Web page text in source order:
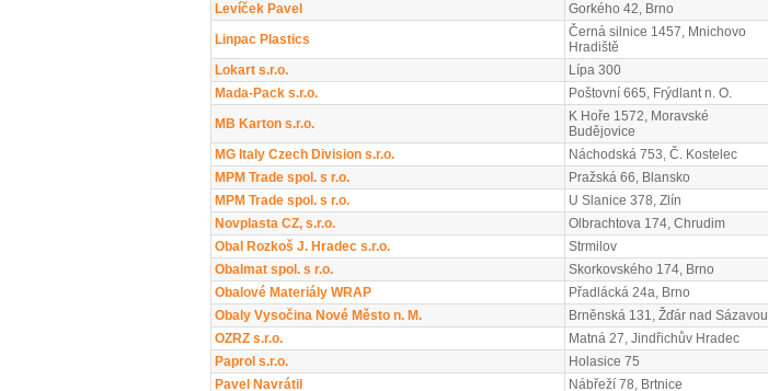
Levíček Pavel
Gorkého 42, Brno
Linpac Plastics
Černá silnice 1457, Mnichovo
Hradiště
Lokart s.r.o.
Lípa 300
Mada-Pack s.r.o.
Poštovní 665, Frýdlant n. O.
MB Karton s.r.o.
K Hoře 1572, Moravské
Budějovice
MG Italy Czech Division s.r.o.
Náchodská 753, Č. Kostelec
MPM Trade spol. s r.o.
Pražská 66, Blansko
MPM Trade spol. s r.o.
U Slanice 378, Zlín
Novplasta CZ, s.r.o.
Olbrachtova 174, Chrudim
Obal Rozkoš J. Hradec s.r.o.
Strmilov
Obalmat spol. s r.o.
Skorkovského 174, Brno
Obalové Materiály WRAP
Přadlácká 24a, Brno
Obaly Vysočina Nové Město n. M.
Brněnská 131, Žďár nad Sázavou
OZRZ s.r.o.
Matná 27, Jindřichův Hradec
Paprol s.r.o.
Holasice 75
Pavel Navrátil
Nábřeží 78, Brtnice